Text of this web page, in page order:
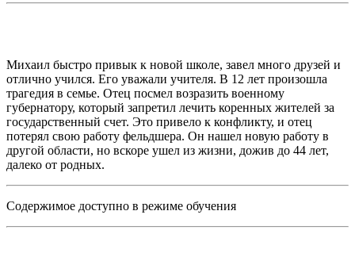
Михаил быстро привык к новой школе, завел много друзей и
отлично учился. Его уважали учителя. В 12 лет произошла
трагедия в семье. Отец посмел возразить военному
губернатору, который запретил лечить коренных жителей за
государственный счет. Это привело к конфликту, и отец
потерял свою работу фельдшера. Он нашел новую работу в
другой области, но вскоре ушел из жизни, дожив до 44 лет,
далеко от родных.
Содержимое доступно в режиме обучения